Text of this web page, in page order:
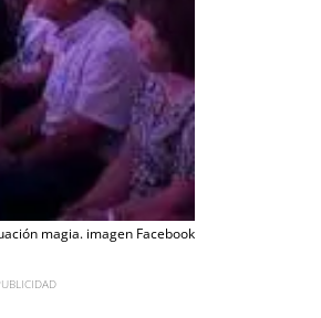
magia. imagen Facebook